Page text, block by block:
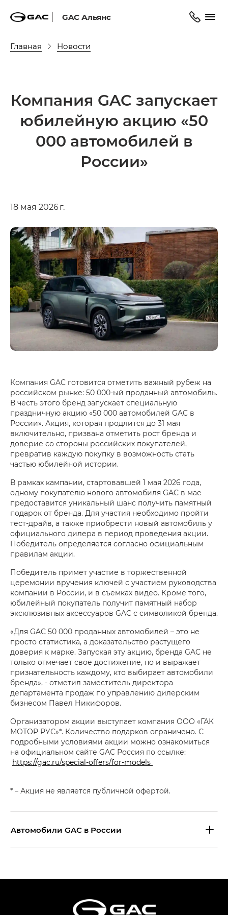
GAC Альянс
Главная Новости
Компания GAC запускает
юбилейную акцию «50
000 автомобилей в
России»
18 мая 2026 г.
Компания GAC готовится отметить важный рубеж на
российском рынке: 50 000-ый проданный автомобиль.
В честь этого бренд запускает специальную
праздничную акцию «50 000 автомобилей GAC в
России». Акция, которая продлится до 31 мая
включительно, призвана отметить рост бренда и
доверие со стороны российских покупателей,
превратив каждую покупку в возможность стать
частью юбилейной истории.
В рамках кампании, стартовавшей 1 мая 2026 года,
одному покупателю нового автомобиля GAC в мае
предоставится уникальный шанс получить памятный
подарок от бренда. Для участия необходимо пройти
тест-драйв, а также приобрести новый автомобиль у
официального дилера в период проведения акции.
Победитель определяется согласно официальным
правилам акции.
Победитель примет участие в торжественной
церемонии вручения ключей с участием руководства
компании в России, и в съемках видео. Кроме того,
юбилейный покупатель получит памятный набор
эксклюзивных аксессуаров GAC с символикой бренда.
«Для GAC 50 000 проданных автомобилей – это не
просто статистика, а доказательство растущего
доверия к марке. Запуская эту акцию, бренда GAC не
только отмечает свое достижение, но и выражает
признательность каждому, кто выбирает автомобили
бренда», - отметил заместитель директора
департамента продаж по управлению дилерским
бизнесом Павел Никифоров.
Организатором акции выступает компания ООО «ГАК
МОТОР РУС»*. Количество подарков ограничено. С
подробными условиями акции можно ознакомиться
на официальном сайте GAC Россия по ссылке:
https://gac.ru/special-offers/for-models
* – Акция не является публичной офертой.
Aвтомобили GAC в России
Эс Икс ПРЕМИУМ — SX PREMIUM
S7 — Эс 7 (S7) в комплектациях
Эс Икс ПРЕМИУМ — SX PREMIUM, Эс Тэ — ST